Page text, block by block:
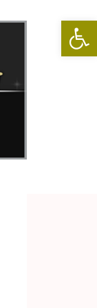
פתח סרגל נגישות